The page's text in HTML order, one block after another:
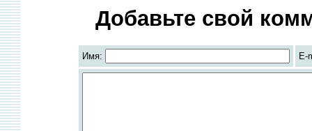
Добавьте свой
Имя: E-